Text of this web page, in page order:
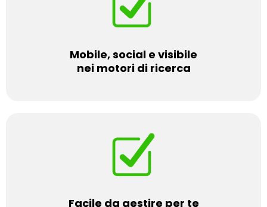
Mobile, social e visibile
nei motori di ricerca
Facile da gestire per te